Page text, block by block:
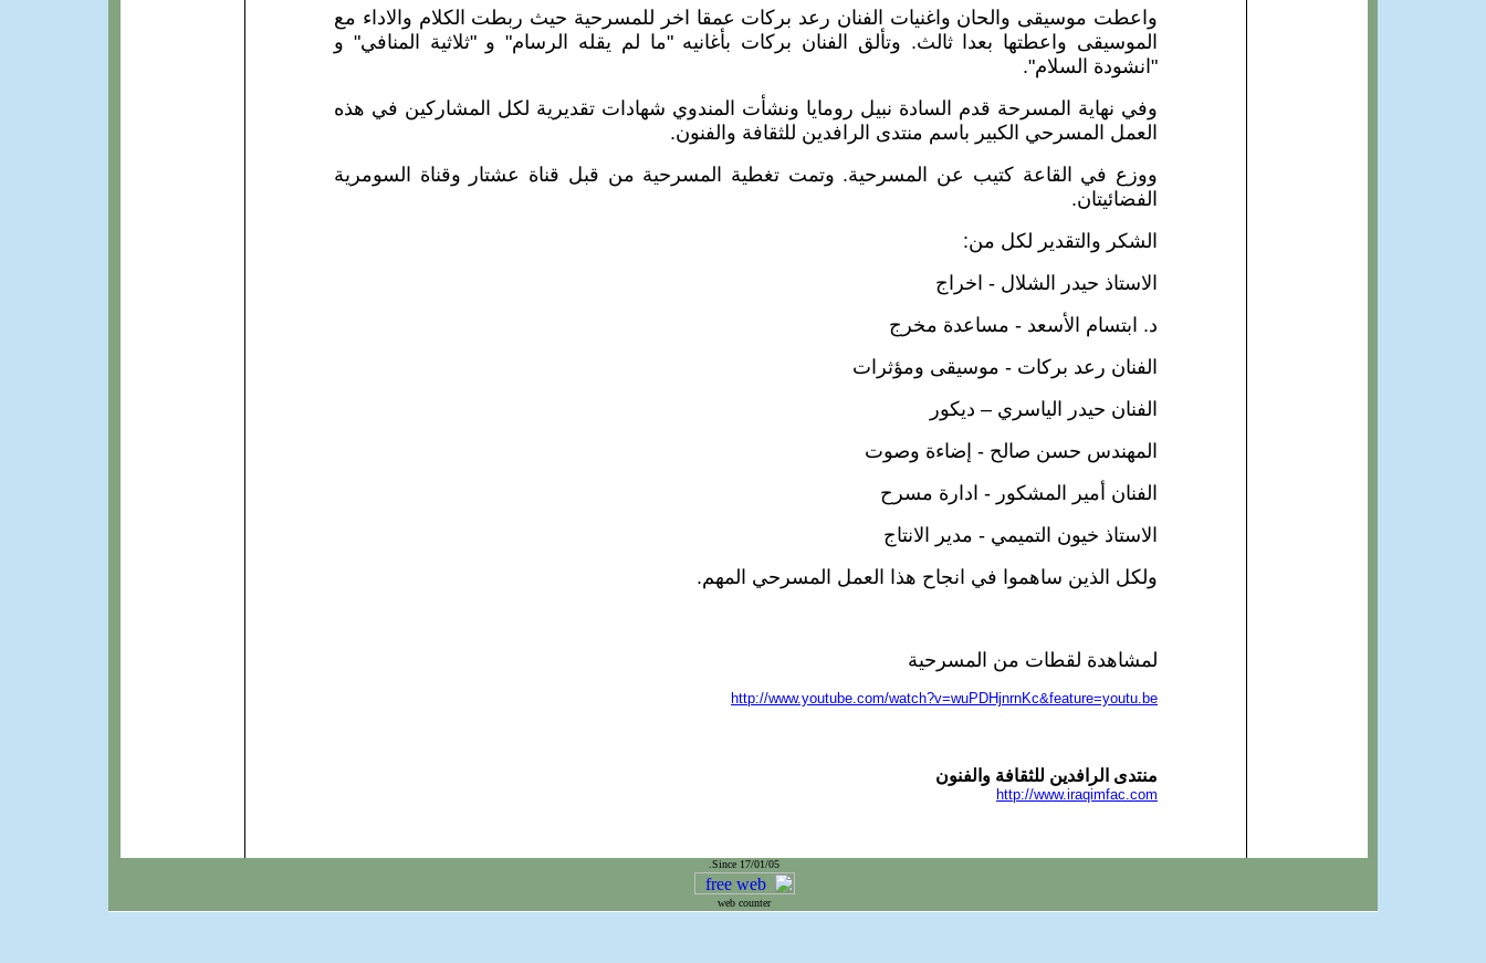
واعطت موسيقى والحان واغنيات الفنان رعد بركات عمقا اخر للمسرحية حيث ربطت الكلام والاداء مع
الموسيقى واعطتها بعدا ثالث. وتألق الفنان بركات بأغانيه "ما لم يقله الرسام" و "ثلاثية المنافي" و
"انشودة السلام".
وفي نهاية المسرحة قدم السادة نبيل رومايا ونشأت المندوي شهادات تقديرية لكل المشاركين في هذه
العمل المسرحي الكبير باسم منتدى الرافدين للثقافة والفنون.
ووزع في القاعة كتيب عن المسرحية. وتمت تغطية المسرحية من قبل قناة عشتار وقناة السومرية
الفضائيتان.
الشكر والتقدير لكل من:
الاستاذ حيدر الشلال - اخراج
د. ابتسام الأسعد - مساعدة مخرج
الفنان رعد بركات - موسيقى ومؤثرات
الفنان حيدر الياسري – ديكور
المهندس حسن صالح - إضاءة وصوت
الفنان أمير المشكور - ادارة مسرح
الاستاذ خيون التميمي - مدير الانتاج
ولكل الذين ساهموا في انجاح هذا العمل المسرحي المهم.
لمشاهدة لقطات من المسرحية
http://www.youtube.com/watch?v=wuPDHjnrnKc&feature=youtu.be
منتدى الرافدين للثقافة والفنون
http://www.iraqimfac.com
web counter